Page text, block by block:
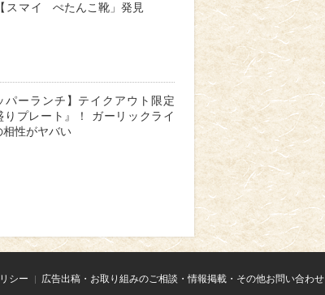
スマイ
ぺたんこ靴」発見
パーランチ】テイクアウト限定
りプレート』！ ガーリックライ
相性がヤバい
シー
広告出稿・お取り組みのご相談・情報掲載・その他お問い合わせ